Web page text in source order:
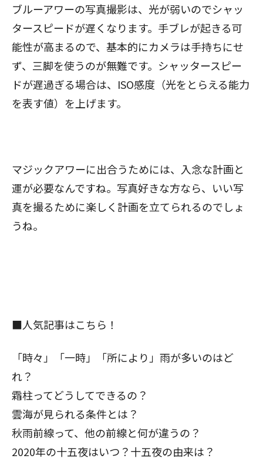
ブルーアワーの写真撮影は、光が弱いのでシャッ
タースピードが遅くなります。手ブレが起きる可
能性が高まるので、基本的にカメラは手持ちにせ
ず、三脚を使うのが無難です。シャッタースピー
ドが遅過ぎる場合は、ISO感度（光をとらえる能力
を表す値）を上げます。
マジックアワーに出合うためには、入念な計画と
運が必要なんですね。写真好きな方なら、いい写
真を撮るために楽しく計画を立てられるのでしょ
うね。
■人気記事はこちら！
「時々」「一時」「所により」雨が多いのはど
れ？
霜柱ってどうしてできるの？
雲海が見られる条件とは？
秋雨前線って、他の前線と何が違うの？
2020年の十五夜はいつ？十五夜の由来は？